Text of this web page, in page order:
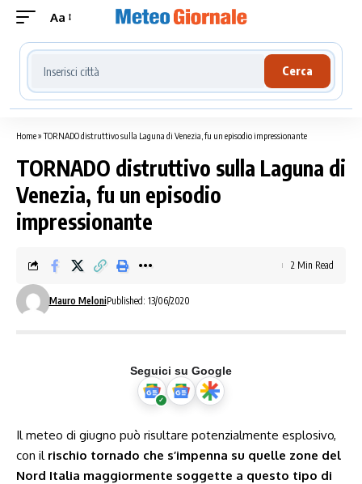
Aa
Cerca località meteo
Cerca
Home»TORNADO distruttivo sulla Laguna di Venezia, fu un episodio impressionante
TORNADO distruttivo sulla Laguna di
Venezia, fu un episodio
impressionante
Mauro MeloniPublished: 13/06/2020
2 Min Read
Seguici su Google
Il meteo di giugno può risultare potenzialmente esplosivo,
con il rischio tornado che s’impenna su quelle zone del
Nord Italia maggiormente soggette a questo tipo di